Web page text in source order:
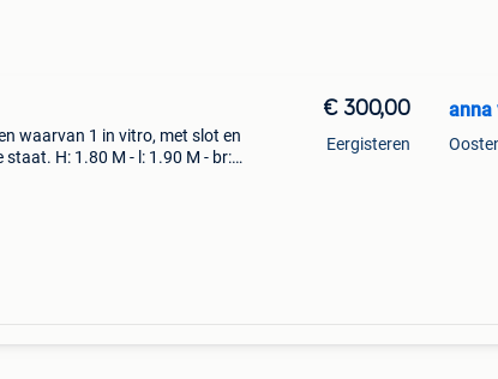
waarvan 1 in vitro, met slot en
H: 1.80 M - l: 1.90 M - br:
€ 300,00
Eergisteren
anna